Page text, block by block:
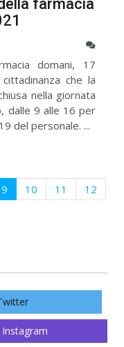
farmacia
domani, 17
che la
nella giornata
dalle 9 alle 16 per
del personale. ...
9 10 11
12
Instagram